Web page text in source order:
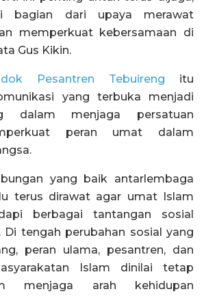
bagian dari upaya merawat
memperkuat kebersamaan di
Gus Kikin.
Pesantren Tebuireng itu
yang terbuka menjadi
dalam menjaga persatuan
peran umat dalam
yang baik antarlembaga
terus dirawat agar umat Islam
berbagai tantangan sosial
Di tengah perubahan sosial yang
peran ulama, pesantren, dan
Islam dinilai tetap
menjaga arah kehidupan